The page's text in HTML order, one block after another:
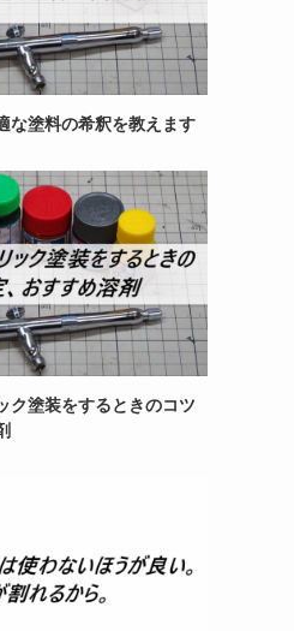
な塗料の希釈を教えます
ク塗装をするときのコツ